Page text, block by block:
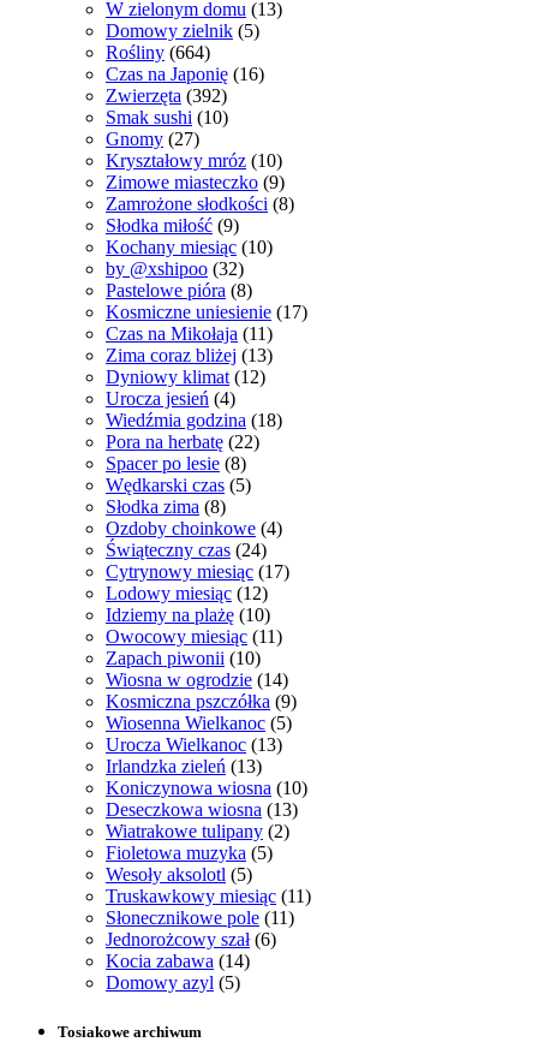
W zielonym domu (13)
Domowy zielnik (5)
Rośliny (664)
Czas na Japonię (16)
Zwierzęta (392)
Smak sushi (10)
Gnomy (27)
Kryształowy mróz (10)
Zimowe miasteczko (9)
Zamrożone słodkości (8)
Słodka miłość (9)
Kochany miesiąc (10)
by @xshipoo (32)
Pastelowe pióra (8)
Kosmiczne uniesienie (17)
Czas na Mikołaja (11)
Zima coraz bliżej (13)
Dyniowy klimat (12)
Urocza jesień (4)
Wiedźmia godzina (18)
Pora na herbatę (22)
Spacer po lesie (8)
Wędkarski czas (5)
Słodka zima (8)
Ozdoby choinkowe (4)
Świąteczny czas (24)
Cytrynowy miesiąc (17)
Lodowy miesiąc (12)
Idziemy na plażę (10)
Owocowy miesiąc (11)
Zapach piwonii (10)
Wiosna w ogrodzie (14)
Kosmiczna pszczółka (9)
Wiosenna Wielkanoc (5)
Urocza Wielkanoc (13)
Irlandzka zieleń (13)
Koniczynowa wiosna (10)
Deseczkowa wiosna (13)
Wiatrakowe tulipany (2)
Fioletowa muzyka (5)
Wesoły aksolotl (5)
Truskawkowy miesiąc (11)
Słonecznikowe pole (11)
Jednorożcowy szał (6)
Kocia zabawa (14)
Domowy azyl (5)
Tosiakowe archiwum